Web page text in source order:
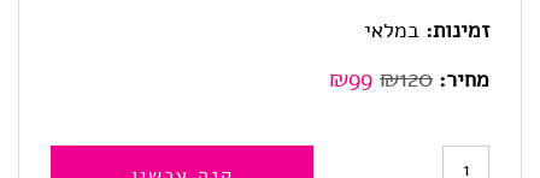
זמינות:במלאי
מחיר:
₪120
המחיר
₪99 המחיר
הוא:
כמות